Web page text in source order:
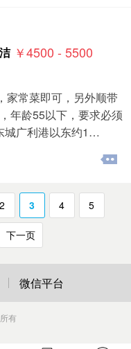
￥4500 - 5500
家常菜即可，另外顺带
年龄55以下，要求必须
城广利港以东约1…
2 3 4 5
下一页
微信平台
有